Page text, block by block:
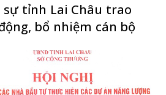
sự tỉnh Lai Châu trao
bổ nhiệm cán bộ